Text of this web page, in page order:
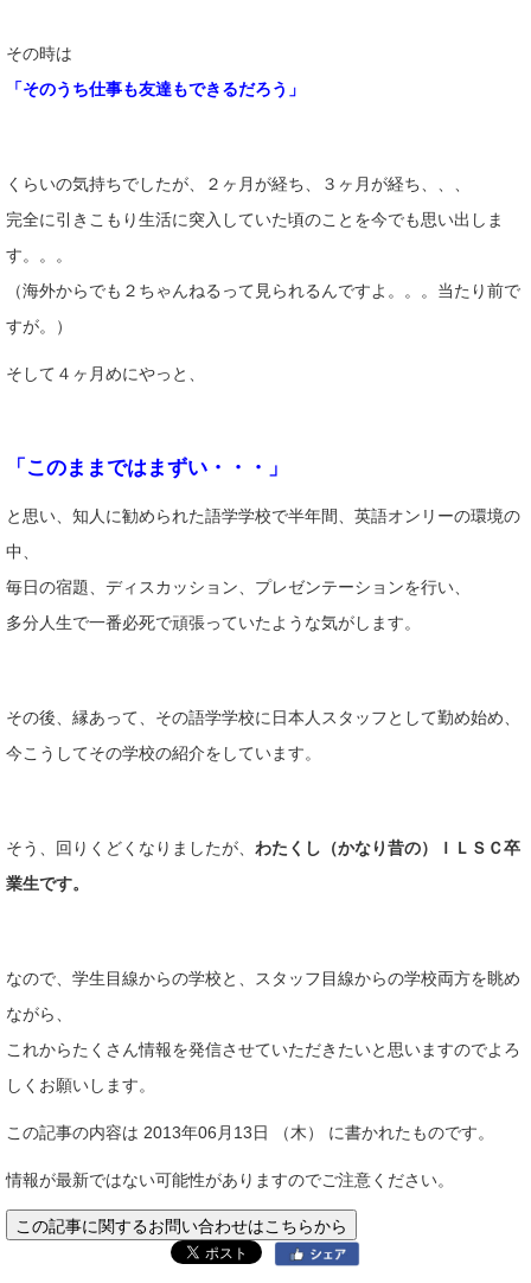
その時は
「そのうち仕事も友達もできるだろう」
くらいの気持ちでしたが、２ヶ月が経ち、３ヶ月が経ち、、、
完全に引きこもり生活に突入していた頃のことを今でも思い出しま
す。。。
（海外からでも２ちゃんねるって見られるんですよ。。。当たり前で
すが。）
そして４ヶ月めにやっと、
「このままではまずい・・・」
と思い、知人に勧められた語学学校で半年間、英語オンリーの環境の
中、
毎日の宿題、ディスカッション、プレゼンテーションを行い、
多分人生で一番必死で頑張っていたような気がします。
その後、縁あって、その語学学校に日本人スタッフとして勤め始め、
今こうしてその学校の紹介をしています。
そう、回りくどくなりましたが、 わたくし（かなり昔の）ＩＬＳＣ卒
業生です。
なので、学生目線からの学校と、スタッフ目線からの学校両方を眺め
ながら、
これからたくさん情報を発信させていただきたいと思いますのでよろ
しくお願いします。
この記事の内容は 2013年06月13日 （木） に書かれたものです。
情報が最新ではない可能性がありますのでご注意ください。
この記事に関するお問い合わせはこちらから